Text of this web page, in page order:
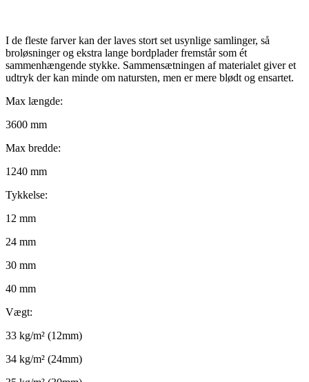
I de fleste farver kan der laves stort set usynlige samlinger, så
broløsninger og ekstra lange bordplader fremstår som ét
sammenhængende stykke. Sammensætningen af materialet giver et
udtryk der kan minde om natursten, men er mere blødt og ensartet.
Max længde:
3600 mm
Max bredde:
1240 mm
Tykkelse:
12 mm
24 mm
30 mm
40 mm
Vægt:
33 kg/m² (12mm)
34 kg/m² (24mm)